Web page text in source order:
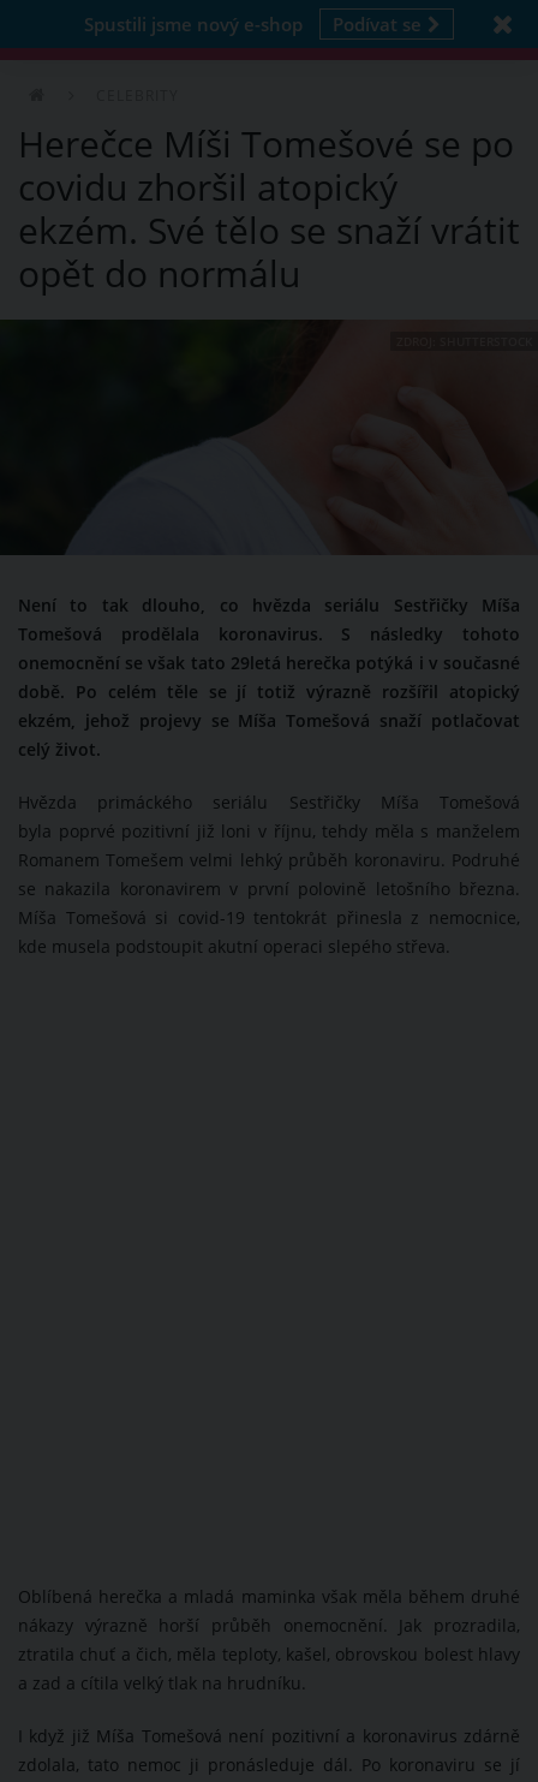
Spustili jsme nový e-shop Podívat se
Herečce Míši Tomešové se po
covidu zhoršil atopický
ekzém. Své tělo se snaží vrátit
opět do normálu
Není to tak dlouho, co hvězda seriálu Sestřičky Míša
Tomešová prodělala koronavirus. S následky tohoto
onemocnění se však tato 29letá herečka potýká i v současné
době. Po celém těle se jí totiž výrazně rozšířil atopický
ekzém, jehož projevy se Míša Tomešová snaží potlačovat
celý život.
Hvězda primáckého seriálu Sestřičky Míša Tomešová
byla poprvé pozitivní již loni v říjnu, tehdy měla s manželem
Romanem Tomešem velmi lehký průběh koronaviru. Podruhé
se nakazila koronavirem v první polovině letošního března.
Míša Tomešová si covid-19 tentokrát přinesla z nemocnice,
kde musela podstoupit akutní operaci slepého střeva.
Oblíbená herečka a mladá maminka však měla během druhé
nákazy výrazně horší průběh onemocnění. Jak prozradila,
ztratila chuť a čich, měla teploty, kašel, obrovskou bolest hlavy
a zad a cítila velký tlak na hrudníku.
I když již Míša Tomešová není pozitivní a koronavirus zdárně
zdolala, tato nemoc ji pronásleduje dál. Po koronaviru se jí